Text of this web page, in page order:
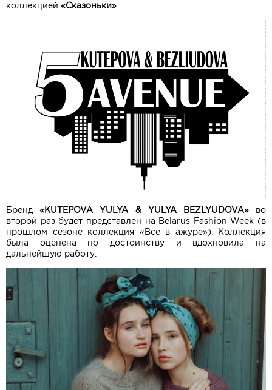
коллекцией «Сказоньки»
Бренд«KUTEPOVA YULYA & YULYA BEZLYUDOVA»во
второй раз будет представлен на Belarus Fashion Week (в
прошлом сезоне коллекция «Все в ажуре»). Коллекция
была оценена по достоинству и вдохновила на
дальнейшую работу.